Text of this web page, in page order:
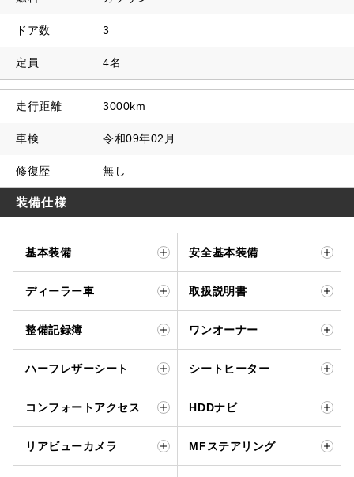
ドア数 3
定員 4名
走行距離 3000km
車検 令和09年02月
修復歴 無し
装備仕様
基本装備 安全基本装備
ディーラー車 取扱説明書
整備記録簿 ワンオーナー
ハーフレザーシート シートヒーター
コンフォートアクセス HDDナビ
リアビューカメラ MFステアリング